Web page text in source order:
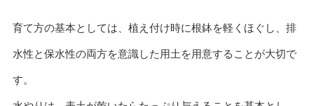
育て方の基本としては、植え付け時に根鉢を軽くほぐし、排
水性と保水性の両方を意識した用土を用意することが大切で
す。